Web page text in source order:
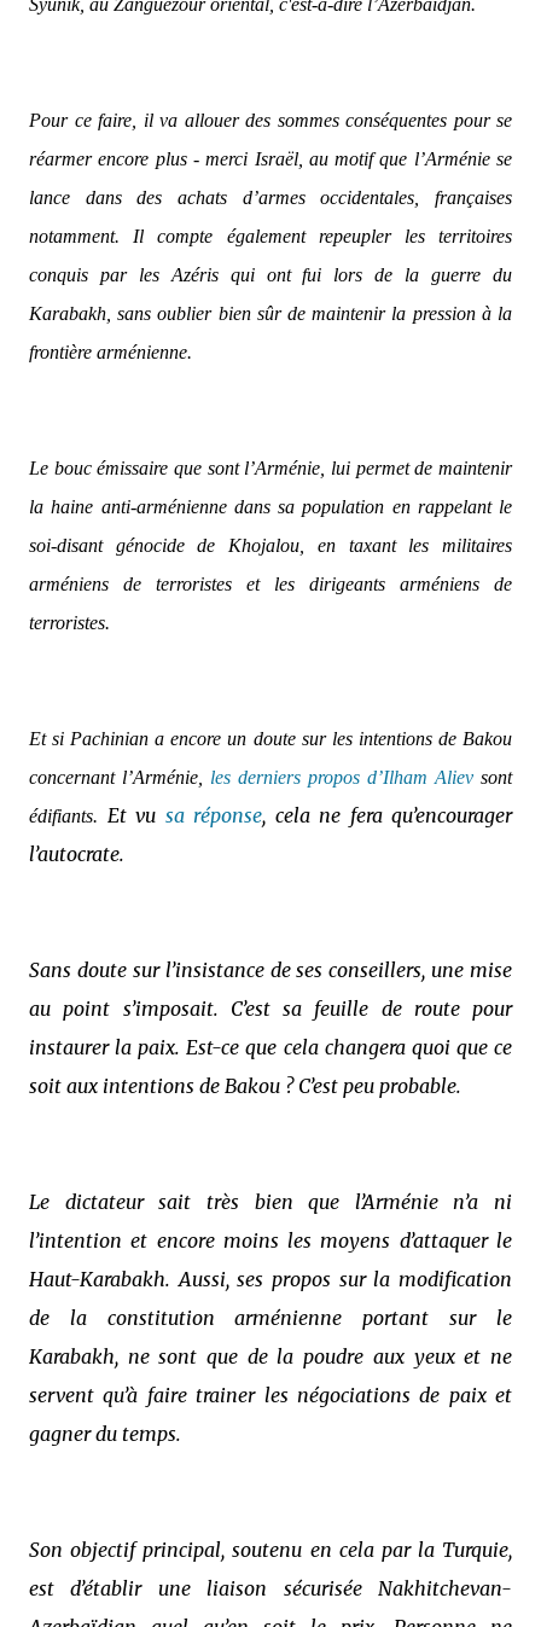
Syunik, au Zanguézour oriental, c'est-à-dire l’Azerbaïdjan.
Pour ce faire, il va allouer des sommes conséquentes pour se
réarmer encore plus - merci Israël, au motif que l’Arménie se
lance dans des achats d’armes occidentales, françaises
notamment. Il compte également repeupler les territoires
conquis par les Azéris qui ont fui lors de la guerre du
Karabakh, sans oublier bien sûr de maintenir la pression à la
frontière arménienne.
Le bouc émissaire que sont l’Arménie, lui permet de maintenir
la haine anti-arménienne dans sa population en rappelant le
soi-disant génocide de Khojalou, en taxant les militaires
arméniens de terroristes et les dirigeants arméniens de
terroristes.
Et si Pachinian a encore un doute sur les intentions de Bakou
concernant l’Arménie, les derniers propos d’Ilham Aliev sont
édifiants. Et vu sa réponse, cela ne fera qu’encourager
l’autocrate.
Sans doute sur l’insistance de ses conseillers, une mise
au point s’imposait. C’est sa feuille de route pour
instaurer la paix. Est-ce que cela changera quoi que ce
soit aux intentions de Bakou ? C’est peu probable.
Le dictateur sait très bien que l’Arménie n’a ni
l’intention et encore moins les moyens d’attaquer le
Haut-Karabakh. Aussi, ses propos sur la modification
de la constitution arménienne portant sur le
Karabakh, ne sont que de la poudre aux yeux et ne
servent qu’à faire trainer les négociations de paix et
gagner du temps.
Son objectif principal, soutenu en cela par la Turquie,
est d’établir une liaison sécurisée Nakhitchevan-